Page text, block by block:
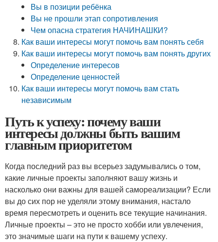
Вы в позиции ребёнка
Вы не прошли этап сопротивления
Чем опасна стратегия НАЧИНАШКИ?
Как ваши интересы могут помочь вам понять себя
Как ваши интересы могут помочь вам понять других
Определение интересов
Определение ценностей
Как ваши интересы могут помочь вам стать
независимым
Путь к успеху: почему ваши
интересы должны быть вашим
главным приоритетом
Когда последний раз вы всерьез задумывались о том,
какие личные проекты заполняют вашу жизнь и
насколько они важны для вашей самореализации? Если
вы до сих пор не уделяли этому внимания, настало
время пересмотреть и оценить все текущие начинания.
Личные проекты – это не просто хобби или увлечения,
это значимые шаги на пути к вашему успеху.